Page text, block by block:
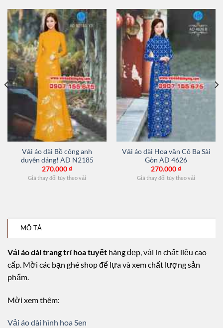
Vải áo dài Bồ công anh
duyên dáng! AD N2185
270.000₫
Giá thay đổi tùy theo vải
Vải áo dài Hoa văn Cô Ba Sài
Gòn AD 4626
270.000₫
Giá thay đổi tùy theo vải
MÔ TẢ
Vải áo dài trang trí hoa tuyết hàng đẹp, vải in chất liệu cao
cấp. Mời các bạn ghé shop để lựa và xem chất lượng sản
phẩm.
Mời xem thêm:
Vải áo dài hình hoa Sen